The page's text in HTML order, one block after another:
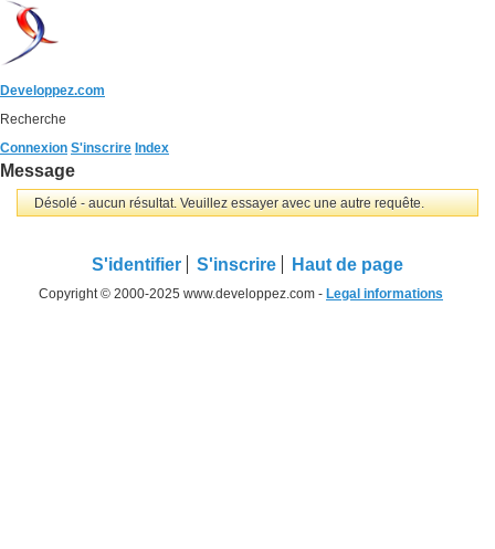
Developpez.com
Recherche
Connexion S'inscrire Index
Message
Désolé - aucun résultat. Veuillez essayer avec une autre requête.
S'identifier S'inscrire Haut de page
Copyright © 2000-2025 www.developpez.com - Legal informations